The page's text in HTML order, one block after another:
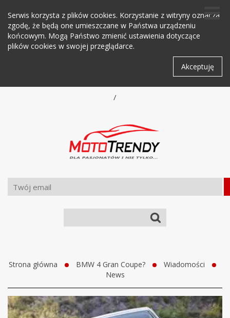
Serwis korzysta z plików cookies. Korzystanie z witryny oznacza
zgodę, że będą one umieszczane w Państwa urządzeniu
końcowym. Mogą Państwo zmienić ustawienia dotyczące
plików cookies w swojej przeglądarce.
Akceptuję
/
Strona główna BMW 4 Gran Coupe?
Wiadomości
News